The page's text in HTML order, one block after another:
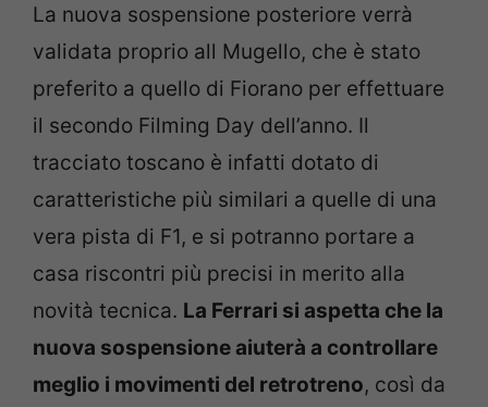
La nuova sospensione posteriore verrà
validata proprio all Mugello, che è stato
preferito a quello di Fiorano per effettuare
il secondo Filming Day dell’anno. Il
tracciato toscano è infatti dotato di
caratteristiche più similari a quelle di una
vera pista di F1, e si potranno portare a
casa riscontri più precisi in merito alla
novità tecnica. La Ferrari si aspetta che la
nuova sospensione aiuterà a controllare
meglio i movimenti del retrotreno, così da